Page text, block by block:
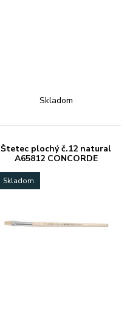
Skladom
Štetec plochý č.12 natural
A65812 CONCORDE
Skladom